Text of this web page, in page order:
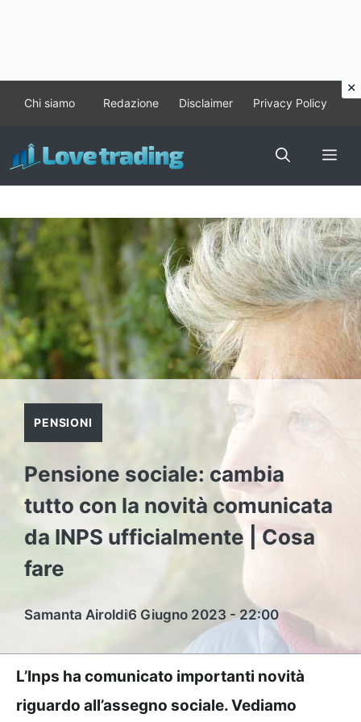
contenuto
Chi siamo Redazione Disclaimer Privacy Policy
PENSIONI
Pensione sociale: cambia
tutto con la novità comunicata
da INPS ufficialmente | Cosa
fare
Samanta Airoldi6 Giugno 2023 - 22:00
L’Inps ha comunicato importanti novità
riguardo all’assegno sociale. Vediamo